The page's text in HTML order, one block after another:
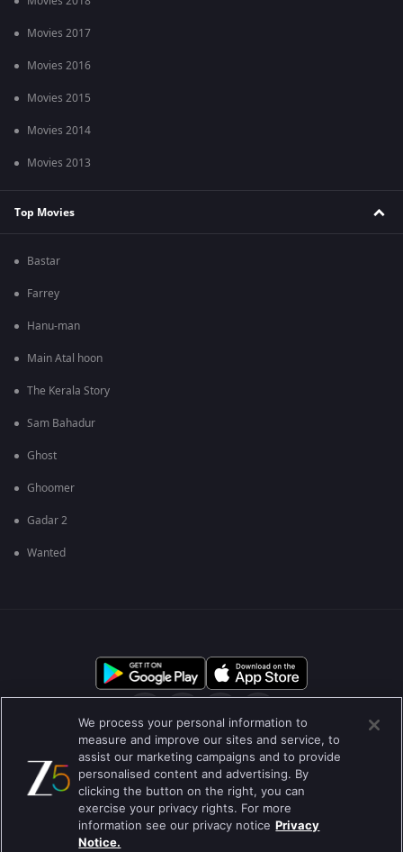
Movies 2017
Movies 2016
Movies 2015
Movies 2014
Movies 2013
Top Movies
Bastar
Farrey
Hanu-man
Main Atal hoon
The Kerala Story
Sam Bahadur
Ghost
Ghoomer
Gadar 2
Wanted
आमच्या बद्दल मदत केंद्र गोपनीयता धोरण वापराच्या अटी
Preferences Do not Sell or Share my Personal Information
ब्लॉग
We process your personal information to
measure and improve our sites and service, to
assist our marketing campaigns and to provide
personalised content and advertising. By
clicking the button on the right, you can
exercise your privacy rights. For more
information see our privacy notice Privacy
Notice.